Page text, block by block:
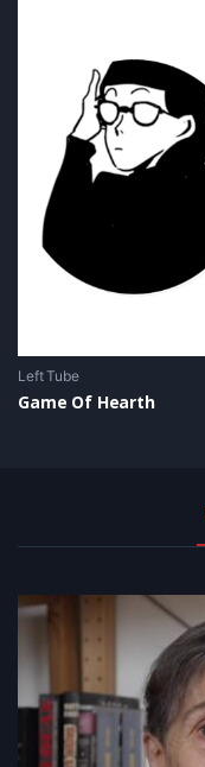
Left Tube
Game Of Hearth